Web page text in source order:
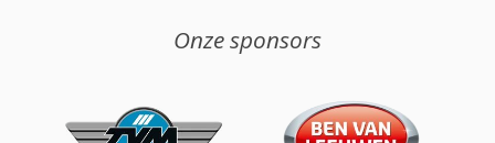
Onze sponsors